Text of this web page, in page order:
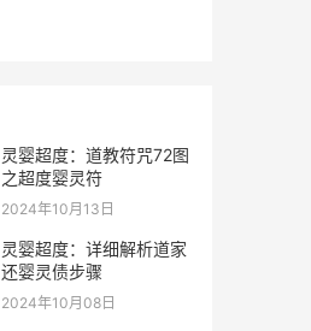
灵婴超度：道教符咒72图
之超度婴灵符
2024年10月13日
灵婴超度：详细解析道家
还婴灵债步骤
2024年10月08日